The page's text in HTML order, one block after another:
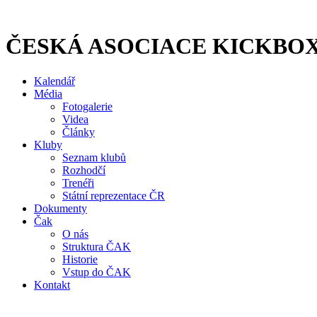
obsahu
ČESKÁ ASOCIACE
Kalendář
Média
Fotogalerie
Videa
Články
Kluby
Seznam klubů
Rozhodčí
Trenéři
Státní reprezentace ČR
Dokumenty
Čak
O nás
Struktura ČAK
Historie
Vstup do ČAK
Kontakt